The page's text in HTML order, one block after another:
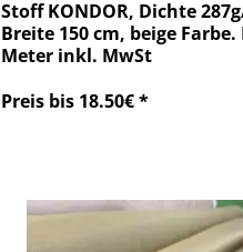
Stoff KONDOR, Dichte
Breite 150 cm, beige Farbe.
Meter inkl. MwSt
Preis bis 18.50€ *